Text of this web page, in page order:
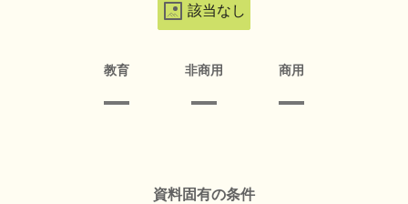
該当なし
教育 非商用 商用
資料固有の条件